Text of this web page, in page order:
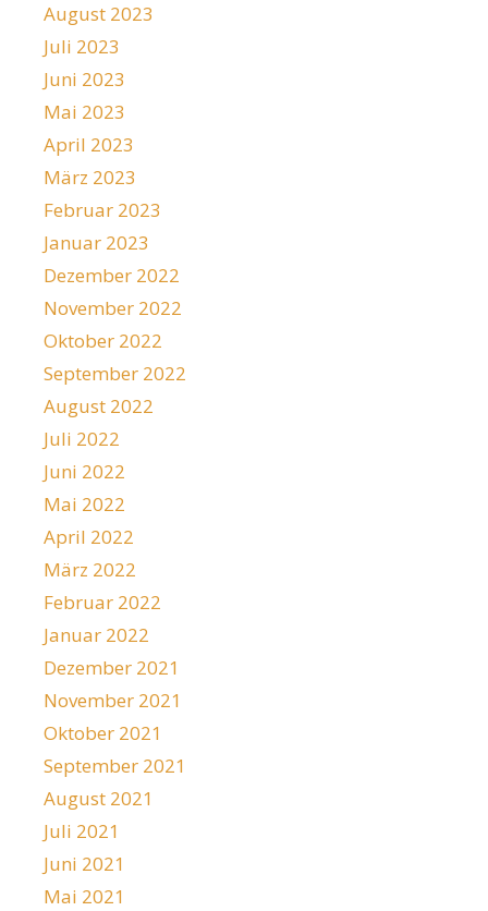
August 2023
Juli 2023
Juni 2023
Mai 2023
April 2023
März 2023
Februar 2023
Januar 2023
Dezember 2022
November 2022
Oktober 2022
September 2022
August 2022
Juli 2022
Juni 2022
Mai 2022
April 2022
März 2022
Februar 2022
Januar 2022
Dezember 2021
November 2021
Oktober 2021
September 2021
August 2021
Juli 2021
Juni 2021
Mai 2021